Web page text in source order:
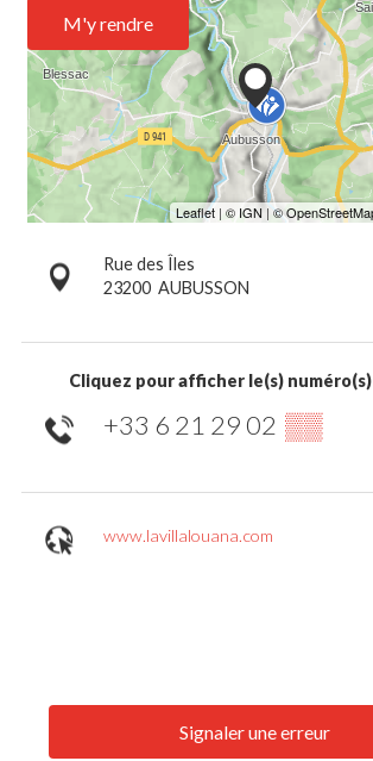
M'y rendre
Rue des Îles
23200 AUBUSSON
Cliquez pour afficher le(s) numéro(s)
+33 6 21 29 02 ▒▒
www.lavillalouana.com
Signaler une erreur